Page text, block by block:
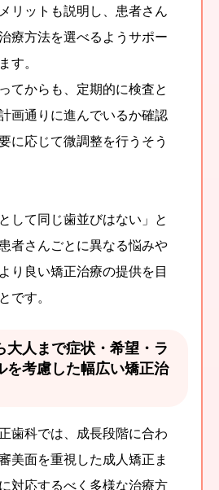
リットも説明し、患者さん
療方法を選べるようサポー
す。
てからも、定期的に検査と
画通りに進んでいるか確認
に応じて微調整を行うそう
して同じ歯並びはない」と
者さんごとに異なる悩みや
り良い矯正治療の提供を目
です。
大人まで症状・希望・ラ
を考慮した幅広い矯正治
歯科では、成長段階に合わ
美面を重視した成人矯正ま
対応するべく多様な治療方